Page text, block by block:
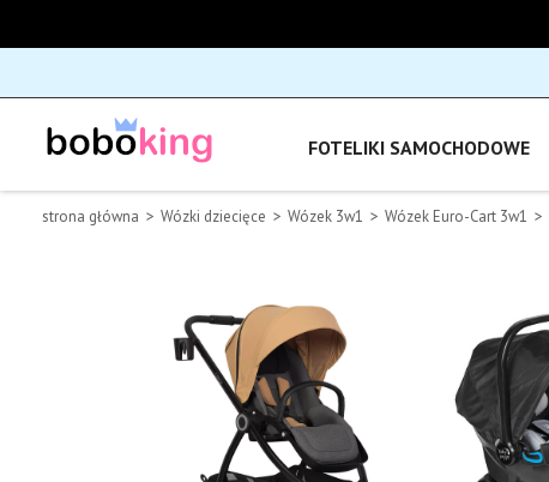
FOTELIKI SAMOCHODOWE
strona główna Wózki dziecięce Wózek 3w1 Wózek Euro-Cart 3w1